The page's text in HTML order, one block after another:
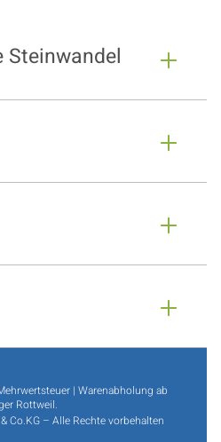
Steinwandel
| Warenabholung ab
Rottweil.
Co.KG – Alle Rechte vorbehalten